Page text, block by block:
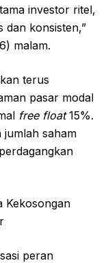
investor ritel,
dan konsisten,”
malam.
terus
pasar modal
free float15%.
saham
Kekosongan
peran